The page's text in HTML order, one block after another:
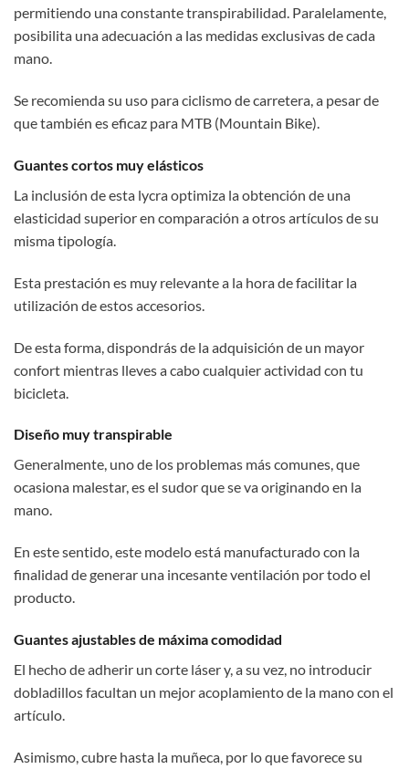
permitiendo una constante transpirabilidad. Paralelamente,
posibilita una adecuación a las medidas exclusivas de cada
mano.
Se recomienda su uso para ciclismo de carretera, a pesar de
que también es eficaz para MTB (Mountain Bike).
Guantes cortos muy elásticos
La inclusión de esta lycra optimiza la obtención de una
elasticidad superior en comparación a otros artículos de su
misma tipología.
Esta prestación es muy relevante a la hora de facilitar la
utilización de estos accesorios.
De esta forma, dispondrás de la adquisición de un mayor
confort mientras lleves a cabo cualquier actividad con tu
bicicleta.
Diseño muy transpirable
Generalmente, uno de los problemas más comunes, que
ocasiona malestar, es el sudor que se va originando en la
mano.
En este sentido, este modelo está manufacturado con la
finalidad de generar una incesante ventilación por todo el
producto.
Guantes ajustables de máxima comodidad
El hecho de adherir un corte láser y, a su vez, no introducir
dobladillos facultan un mejor acoplamiento de la mano con el
artículo.
Asimismo, cubre hasta la muñeca, por lo que favorece su